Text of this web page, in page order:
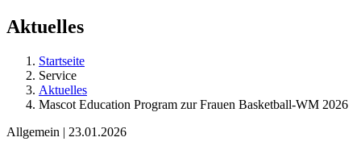
Aktuelles
Startseite
Service
Aktuelles
Mascot Education Program zur Frauen Basketball-WM 2026
Allgemein | 23.01.2026